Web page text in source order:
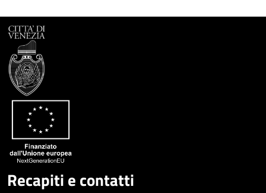
su
Condividi
Recapiti e contatti